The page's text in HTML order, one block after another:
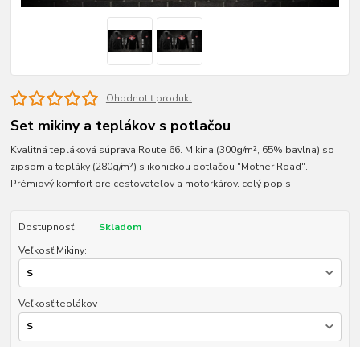
Ohodnotiť produkt
Set mikiny a teplákov s potlačou
Kvalitná tepláková súprava Route 66. Mikina (300g/m², 65% bavlna) so
zipsom a tepláky (280g/m²) s ikonickou potlačou "Mother Road".
Prémiový komfort pre cestovateľov a motorkárov. celý popis
Dostupnosť
Skladom
Veľkosť Mikiny:
Veľkosť teplákov